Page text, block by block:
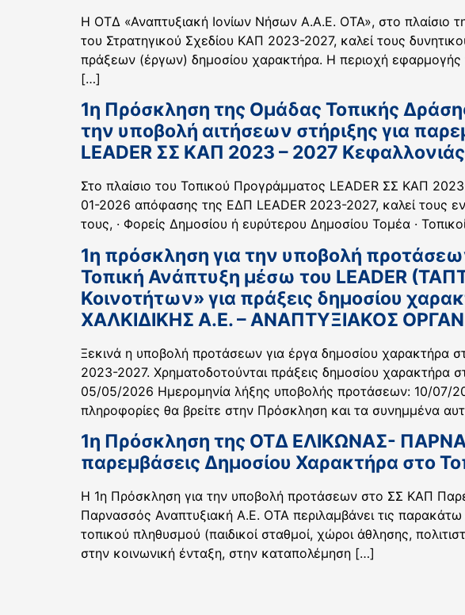
Η ΟΤΔ «Αναπτυξιακή Ιονίων Νήσων Α.Α.Ε. ΟΤΑ», στο πλαίσιο
του Στρατηγικού Σχεδίου ΚΑΠ 2023-2027, καλεί τους
πράξεων (έργων) δημοσίου χαρακτήρα. Η περιοχή
[…]
1η Πρόσκληση της Ομάδας Τοπικής
την υποβολή αιτήσεων στήριξης για
LEADER ΣΣ ΚΑΠ 2023 – 2027 Κεφαλλονιάς
Στο πλαίσιο του Τοπικού Προγράμματος LEADER ΣΣ ΚΑΠ
01-2026 απόφασης της ΕΔΠ LEADER 2023-2027, καλεί τους
τους, · Φορείς Δημοσίου ή ευρύτερου Δημοσίου Τομέα ·
1η πρόσκληση για την υποβολή
Τοπική Ανάπτυξη μέσω του LEADER
Κοινοτήτων» για πράξεις δημοσίου
ΧΑΛΚΙΔΙΚΗΣ Α.Ε. – ΑΝΑΠΤΥΞΙΑΚΟΣ
Ξεκινά η υποβολή προτάσεων για έργα δημοσίου χαρακτήρα
2023-2027. Χρηματοδοτούνται πράξεις δημοσίου
05/05/2026 Ημερομηνία λήξης υποβολής προτάσεων: 10/07/
πληροφορίες θα βρείτε στην Πρόσκληση και τα συνημμένα
1η Πρόσκληση της ΟΤΔ ΕΛΙΚΩΝΑΣ-
παρεμβάσεις Δημοσίου Χαρακτήρα στο
H 1η Πρόσκληση για την υποβολή προτάσεων στο ΣΣ ΚΑΠ
Παρνασσός Αναπτυξιακή Α.Ε. ΟΤΑ περιλαμβάνει τις
τοπικού πληθυσμού (παιδικοί σταθμοί, χώροι άθλησης,
στην κοινωνική ένταξη, στην καταπολέμηση […]